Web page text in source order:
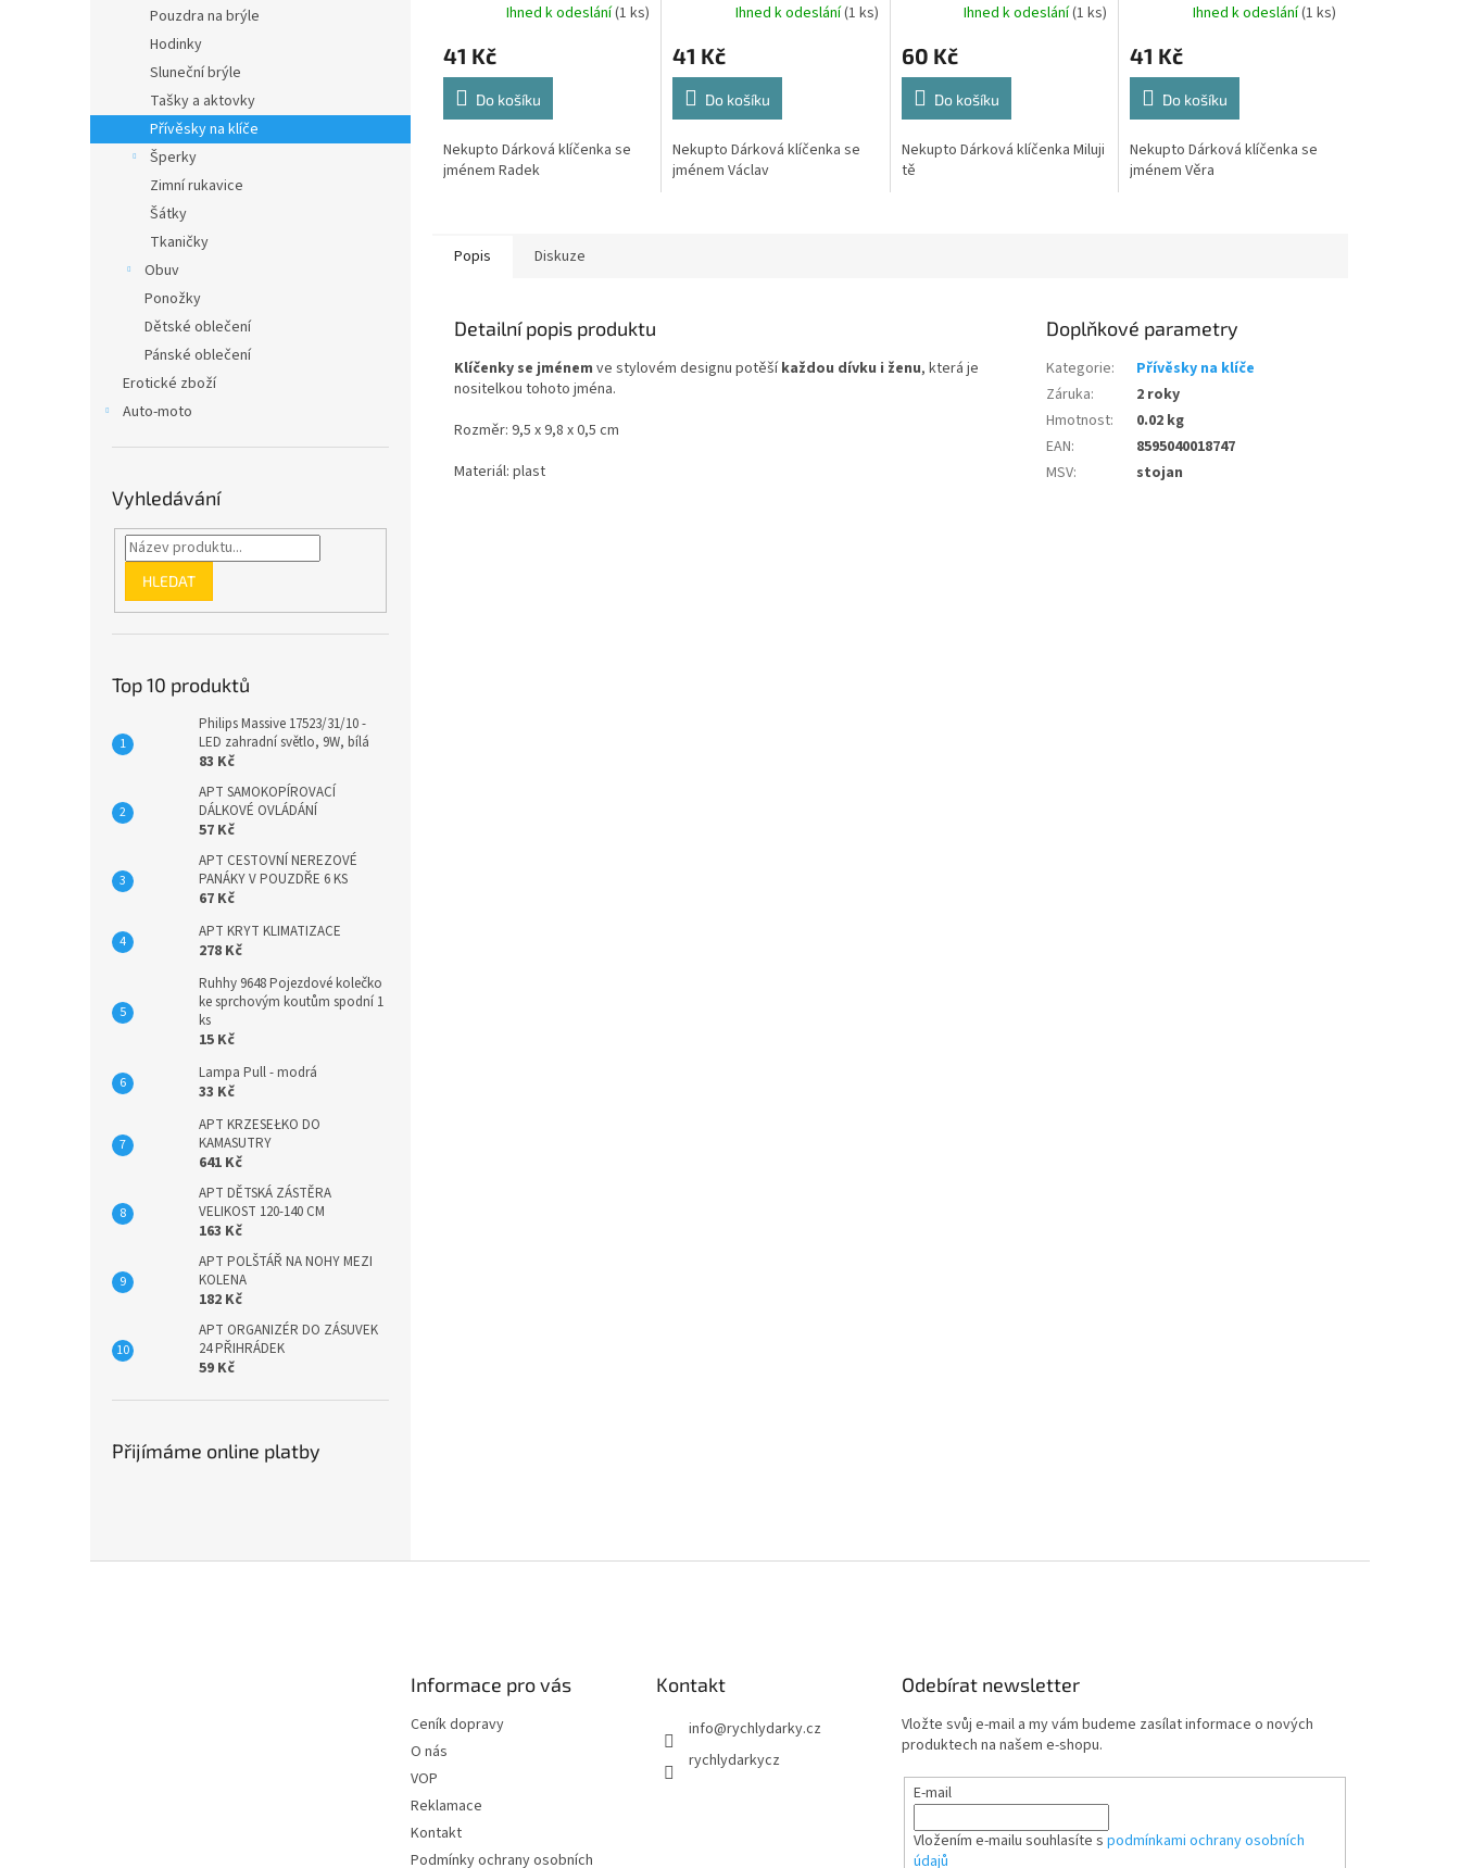
Pouzdra na brýle
Hodinky
Sluneční brýle
Tašky a aktovky
Přívěsky na klíče
Šperky
Zimní rukavice
Šátky
Tkaničky
Obuv
Ponožky
Dětské oblečení
Pánské oblečení
Erotické zboží
Auto-moto
Vyhledávání
HLEDAT
Top 10 produktů
Philips Massive 17523/31/10 -
LED zahradní světlo, 9W, bílá
83 Kč
APT SAMOKOPÍROVACÍ
DÁLKOVÉ OVLÁDÁNÍ
57 Kč
APT CESTOVNÍ NEREZOVÉ
PANÁKY V POUZDŘE 6 KS
67 Kč
APT KRYT KLIMATIZACE
278 Kč
Ruhhy 9648 Pojezdové kolečko
ke sprchovým koutům spodní 1
ks
15 Kč
Lampa Pull - modrá
33 Kč
APT KRZESEŁKO DO
KAMASUTRY
641 Kč
APT DĚTSKÁ ZÁSTĚRA
VELIKOST 120-140 CM
163 Kč
APT POLŠTÁŘ NA NOHY MEZI
KOLENA
182 Kč
APT ORGANIZÉR DO ZÁSUVEK
24 PŘIHRÁDEK
59 Kč
Přijímáme online platby
Ihned k odeslání(1 ks)
41 Kč
Do košíku
Nekupto Dárková klíčenka se
jménem Radek
Ihned k odeslání(1 ks)
41 Kč
Do košíku
Nekupto Dárková klíčenka se
jménem Václav
Ihned k odeslání(1 ks)
60 Kč
Do košíku
Nekupto Dárková klíčenka Miluji
tě
Ihned k odeslání(1 ks)
41 Kč
Do košíku
Nekupto Dárková klíčenka se
jménem Věra
Popis Diskuze
Detailní popis produktu
Klíčenky se jménem ve stylovém designu potěšíkaždou dívku i ženu, která je
nositelkou tohoto jména.
Rozměr: 9,5 x 9,8 x 0,5 cm
Materiál: plast
Doplňkové parametry
Kategorie:
Přívěsky na klíče
Záruka:
2 roky
Hmotnost:
0.02 kg
EAN:
8595040018747
MSV: stojan
Informace pro vás
Ceník dopravy
O nás
VOP
Reklamace
Kontakt
Podmínky ochrany osobních
Kontakt
info@rychlydarky.cz
rychlydarkycz
Odebírat newsletter
Vložte svůj e-mail a my vám budeme zasílat informace o nových
produktech na našem e-shopu.
E-mail
Vložením e-mailu souhlasíte spodmínkami ochrany osobních
údajů